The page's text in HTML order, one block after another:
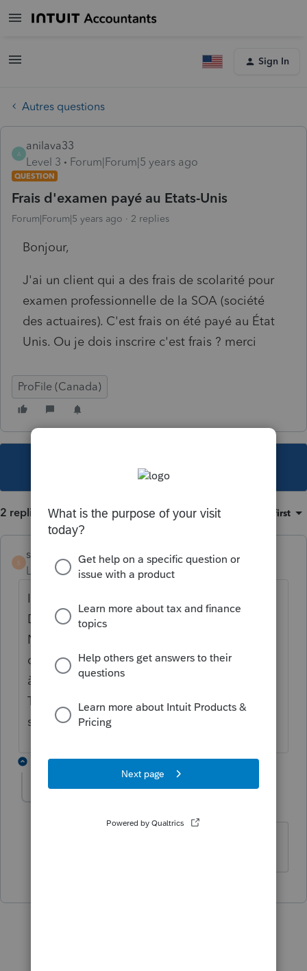
Sign In
Autres questions
A
anilava33
Level 3
Forum|Forum|5 years ago
QUESTION
Frais d'examen payé au Etats-Unis
Forum|Forum|5 years ago 2 replies
Bonjour,
J'ai un client qui a des frais de scolarité pour
examen professionnelle de la SOA (société
des actuaires). C'est frais on été payé au État
Unis. Ou je dois inscrire c'est frais ? merci
ProFile (Canada)
This topic has been closed for replies.
2 replies Sort by Oldest first
S
s-pichette
Level 6
Forum|Forum|5 years ago
Inscrire comme feuillet T2202/TL11 .
Deuxième ligne '' institution étrangère '' .
Naturellement , le montant équivalent en
dollars canadiens . Idéalement , demander
à l'étudiant qu'il fasse remplir le formulaire
TL11A par l'institution . Disponible en ligne
sur le site de l' ARC.
1 reply